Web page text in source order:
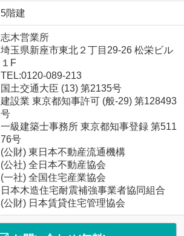
5階建
志木営業所
埼玉県新座市東北２丁目29-26 松栄ビル
１F
TEL:0120-089-213
国土交通大臣 (13) 第2135号
建設業 東京都知事許可 (般-29) 第128493
号
一級建築士事務所 東京都知事登録 第511
76号
(公財) 東日本不動産流通機構
(公社) 全日本不動産協会
(一社) 全国住宅産業協会
日本木造住宅耐震補強事業者協同組合
(公財) 日本賃貸住宅管理協会